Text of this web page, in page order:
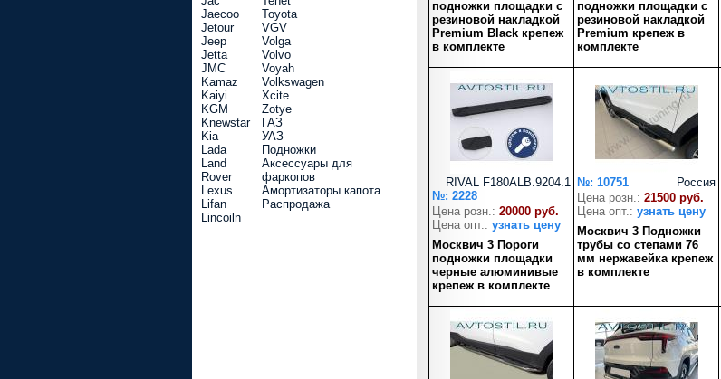
подножки площадки с
резиновой накладкой
Premium Black крепеж
в комплекте
подножки площадки с
резиновой накладкой
Premium крепеж в
комплекте
RIVAL F180ALB.9204.1
№: 2228
Цена розн.: 20000 руб.
Цена опт.: узнать цену
Москвич 3 Пороги
подножки площадки
черные алюминивые
крепеж в комплекте
Россия
№: 10751
Цена розн.: 21500 руб.
Цена опт.: узнать цену
Москвич 3 Подножки
трубы со степами 76
мм нержавейка крепеж
в комплекте
Jaecoo
Jetour
Jeep
Jetta
JMC
Kamaz
Kaiyi
KGM
Knewstar
Kia
Lada
Land
Rover
Lexus
Lifan
Lincoiln
Toyota
VGV
Volga
Volvo
Voyah
Volkswagen
Xcite
Zotye
ГАЗ
УАЗ
Подножки
Аксессуары для
фаркопов
Амортизаторы капота
Распродажа